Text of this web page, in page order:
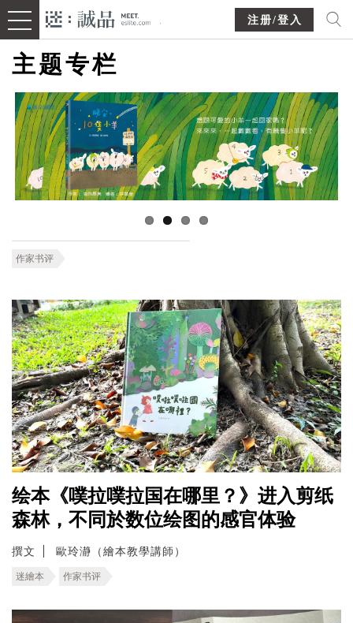
注册/登入
主题专栏
作家书评
绘本《噗拉噗拉国在哪里？》进入剪纸
森林，不同於数位绘图的感官体验
撰文 歐玲瀞（繪本教學講師）
迷繪本 作家书评